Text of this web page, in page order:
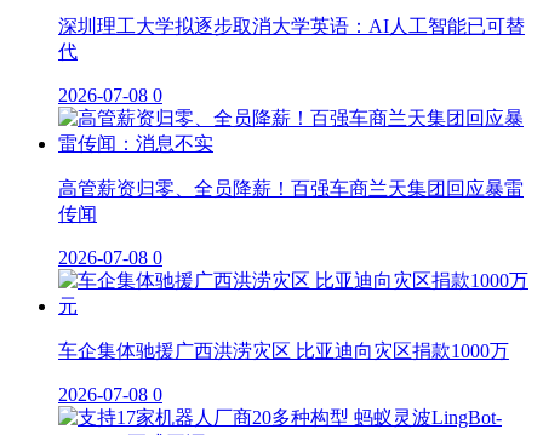
深圳理工大学拟逐步取消大学英语：AI人工智能已可替
代
2026-07-08 0
高管薪资归零、全员降薪！百强车商兰天集团回应暴雷
传闻
2026-07-08 0
车企集体驰援广西洪涝灾区 比亚迪向灾区捐款1000万
2026-07-08 0